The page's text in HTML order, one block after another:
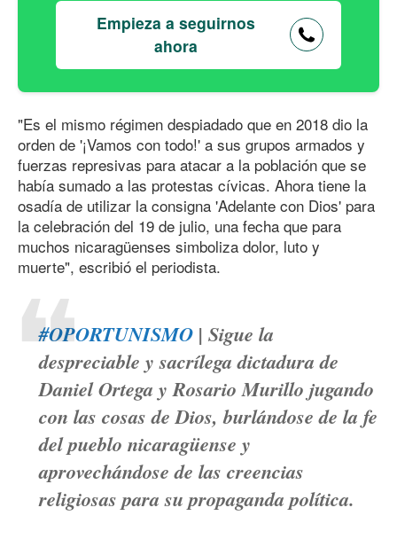
Empieza a seguirnos
ahora
"Es el mismo régimen despiadado que en 2018 dio la
orden de '¡Vamos con todo!' a sus grupos armados y
fuerzas represivas para atacar a la población que se
había sumado a las protestas cívicas. Ahora tiene la
osadía de utilizar la consigna 'Adelante con Dios' para
la celebración del 19 de julio, una fecha que para
muchos nicaragüenses simboliza dolor, luto y
muerte", escribió el periodista.
#OPORTUNISMO | Sigue la
despreciable y sacrílega dictadura de
Daniel Ortega y Rosario Murillo jugando
con las cosas de Dios, burlándose de la fe
del pueblo nicaragüense y
aprovechándose de las creencias
religiosas para su propaganda política.